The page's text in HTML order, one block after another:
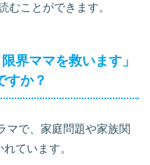
むことができます。
界ママを救います」
すか？
マで、家庭問題や家族関
ています。